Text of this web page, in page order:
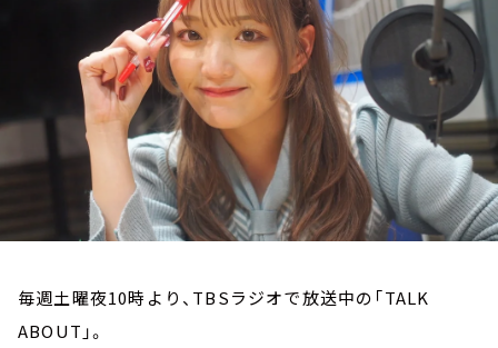
毎週土曜夜10時より、TBSラジオで放送中の「TALK
ABOUT」。